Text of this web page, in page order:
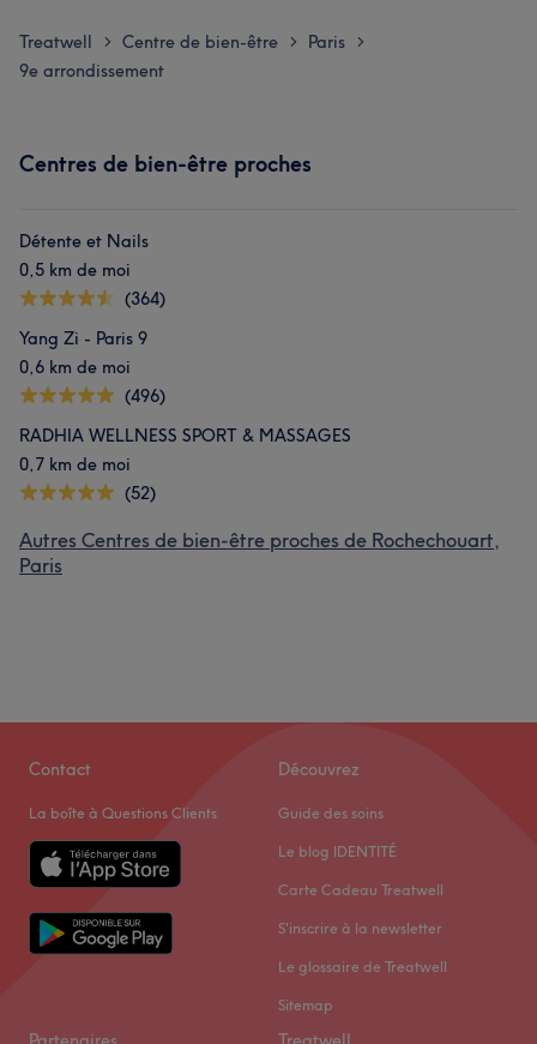
Treatwell > Centre de bien-être > Paris >
9e arrondissement
Centres de bien-être proches
Détente et Nails
0,5 km de moi
(364)
Yang Zi - Paris 9
0,6 km de moi
(496)
RADHIA WELLNESS SPORT & MASSAGES
0,7 km de moi
(52)
Autres Centres de bien-être proches de Rochechouart,
Paris
Contact
La boîte à Questions Clients
Découvrez
Guide des soins
Le blog IDENTITÉ
Carte Cadeau Treatwell
S'inscrire à la newsletter
Le glossaire de Treatwell
Sitemap